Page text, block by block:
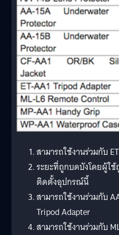
สามารถใช้งานร่วมกับ
ระยะที่ถูกบดบังโดยผู้ใ
ติดตั้งอุปกรณ์นี้
สามารถใช้งานร่วมกับ
Tripod Adapter
สามารถใช้งานร่วมกับ